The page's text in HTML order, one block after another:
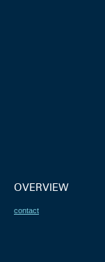
OVERVIEW
contact